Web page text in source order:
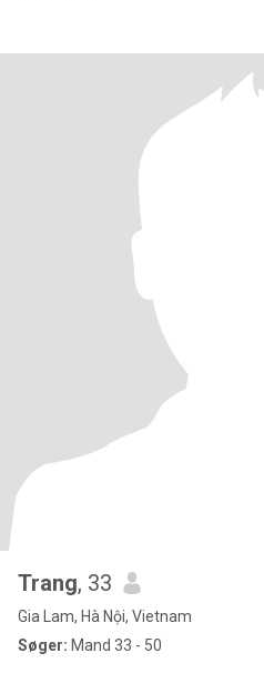
Trang, 33
Gia Lam, Hà Nội, Vietnam
Søger: Mand 33 - 50